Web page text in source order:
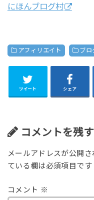
にほんブログ村
アフィリエイト ブロ
ツイート シェア
コメントを残す
メールアドレスが公開さ
ている欄は必須項目です
コメント ※